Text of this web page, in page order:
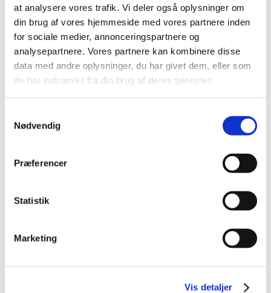
at analysere vores trafik. Vi deler også oplysninger om
din brug af vores hjemmeside med vores partnere inden
for sociale medier, annonceringspartnere og
analysepartnere. Vores partnere kan kombinere disse
data med andre oplysninger, du har givet dem, eller som
de har indsamlet fra din brug af deres tjenester.
Nødvendig
Præferencer
Statistik
Marketing
Vis detaljer
TID
2026 (5)
2025 (8)
2024 (11)
2023 (7)
januar (1)
2020 (32)
2018 (25)
2016 (19)